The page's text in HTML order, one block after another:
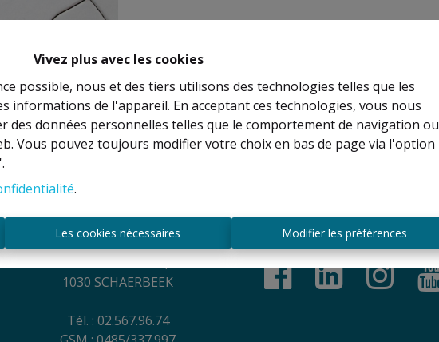
Vivez plus avec les cookies
possible, nous et des tiers utilisons des technologies telles que les
informations de l'appareil. En acceptant ces technologies, vous nous
des données personnelles telles que le comportement de navigation ou
Vous pouvez toujours modifier votre choix en bas de page via l'option
.
Les cookies nécessaires Modifier les préférences
À Vendre
Contact
Rue Anatole France, 44
1030 SCHAERBEEK
Tél. : 02.567.96.74